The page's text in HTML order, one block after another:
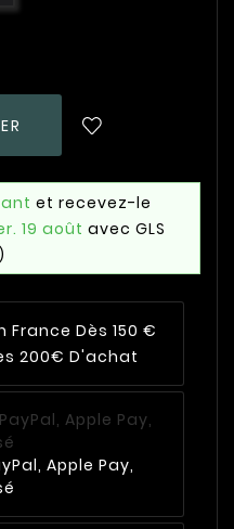
et recevez-le
19 août avec GLS
France Dès 150 €
200€ D'achat
Apple Pay,